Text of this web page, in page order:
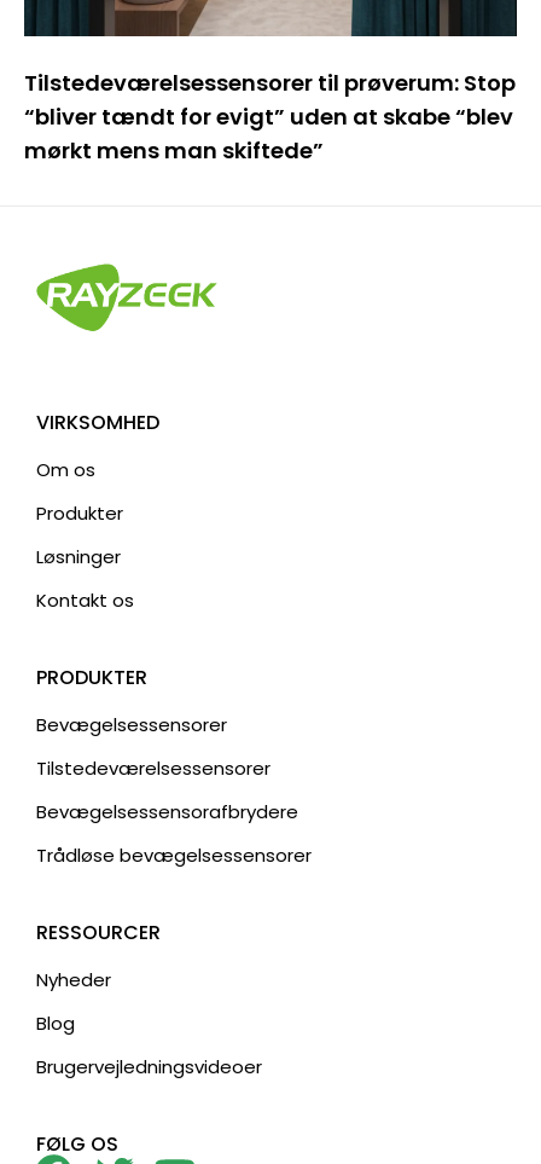
Tilstedeværelsessensorer til prøverum: Stop
“bliver tændt for evigt” uden at skabe “blev
mørkt mens man skiftede”
VIRKSOMHED
Om os
Produkter
Løsninger
Kontakt os
PRODUKTER
Bevægelsessensorer
Tilstedeværelsessensorer
Bevægelsessensorafbrydere
Trådløse bevægelsessensorer
RESSOURCER
Nyheder
Blog
Brugervejledningsvideoer
FØLG OS